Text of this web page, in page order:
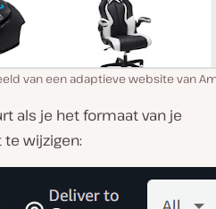
van een adaptieve website van
als je het formaat van je
wijzigen: